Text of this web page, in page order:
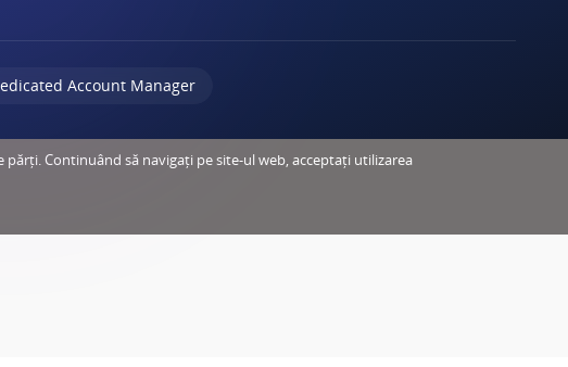
Account Manager
Continuând să navigați pe site-ul web, acceptați utilizarea